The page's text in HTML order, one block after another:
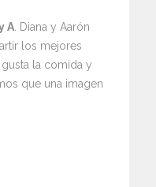
A. Diana y Aarón
los mejores
la comida y
que una imagen